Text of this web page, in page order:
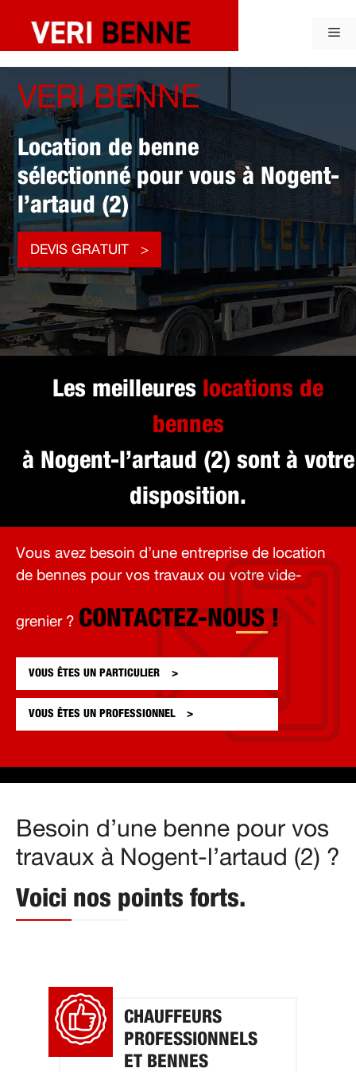
contenu
VERI BENNE
Location de benne
sélectionné pour vous à Nogent-
l’artaud (2)
DEVIS GRATUIT
Les meilleures locations de
bennes
à Nogent-l’artaud (2) sont à votre
disposition.
Vous avez besoin d’une entreprise de location
de bennes pour vos travaux ou votre vide-
grenier ? CONTACTEZ-NOUS !
VOUS ÊTES UN PARTICULIER
VOUS ÊTES UN PROFESSIONNEL
Besoin d’une benne pour vos
travaux à Nogent-l’artaud (2) ?
Voici nos points forts.
CHAUFFEURS
PROFESSIONNELS
ET BENNES